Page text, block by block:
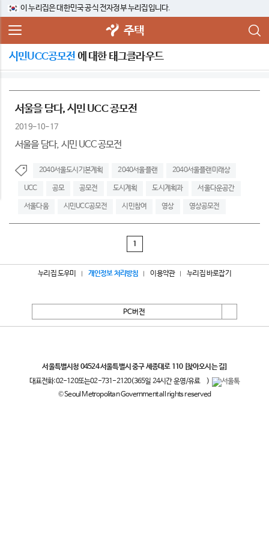
이 누리집은 대한민국 공식 전자정부 누리집입니다.
주택
시민UCC공모전 에 대한 태그클라우드
서울을 담다, 시민 UCC 공모전
2019-10-17
서울을 담다, 시민 UCC 공모전
2040서울도시기본계획 2040서울플랜 2040서울플랜미래상
UCC 공모 공모전 도시계획 도시계획과 서울다운공간
서울다움 시민UCC공모전 시민참여 영상 영상공모전
1
누리집 도우미 개인정보 처리방침 이용약관 누리집 바로잡기
PC버전
서울특별시청 04524 서울특별시 중구 세종대로 110 [찾아오시는 길]
대표전화:02-120또는02-731-2120(365일 24시간 운영/유료
)
© Seoul Metropolitan Government all rights reserved